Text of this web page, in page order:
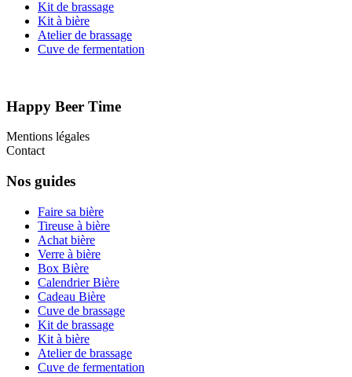
Kit de brassage
Kit à bière
Atelier de brassage
Cuve de fermentation
Happy Beer Time
Mentions légales
Contact
Nos guides
Faire sa bière
Tireuse à bière
Achat bière
Verre à bière
Box Bière
Calendrier Bière
Cadeau Bière
Cuve de brassage
Kit de brassage
Kit à bière
Atelier de brassage
Cuve de fermentation